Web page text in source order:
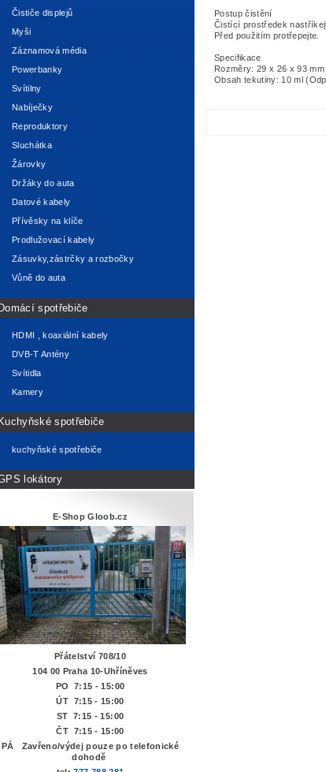
Čističe displejů
Myši
Záznamová média
Powerbanky
Svítilny
Nabíječky
Reproduktory
Sluchátka
Žárovky
Držáky do auta
Datové kabely
Přívěsky na klíče
Prodlužovací kabely
Zásuvky,zástrčky a rozbočky
Vůně do auta
spotřebiče
HDMI , koaxiální kabely
DVB-T Antény
Svítidla
Kamery
Kuchyňské spotřebiče
kuchyňské spotřebiče
lokátory
E-Shop Gloob.cz
Přátelství 708/10
104 00 Praha 10-Uhříněves
PO 7:15 - 15:00
ÚT 7:15 - 15:00
ST 7:15 - 15:00
ČT 7:15 - 15:00
PÁ Zavřeno/výdej pouze po telefonické
dohodě
Postup čistění
Čistící prostředek
Před použitím protřepejte.
Specifikace
Rozměry: 29 x 26 x 93 mm
Obsah tekutiny: 10 ml